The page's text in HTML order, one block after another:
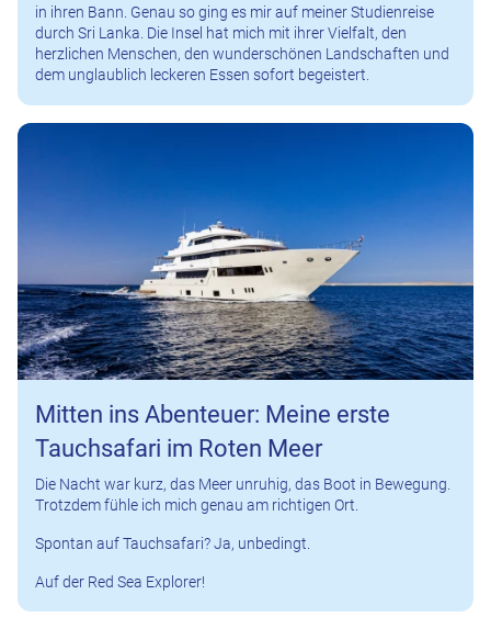
in ihren Bann. Genau so ging es mir auf meiner Studienreise
durch Sri Lanka. Die Insel hat mich mit ihrer Vielfalt, den
herzlichen Menschen, den wunderschönen Landschaften und
dem unglaublich leckeren Essen sofort begeistert.
Mitten ins Abenteuer: Meine erste
Tauchsafari im Roten Meer
Die Nacht war kurz, das Meer unruhig, das Boot in Bewegung.
Trotzdem fühle ich mich genau am richtigen Ort.
Spontan auf Tauchsafari? Ja, unbedingt.
Auf der Red Sea Explorer!